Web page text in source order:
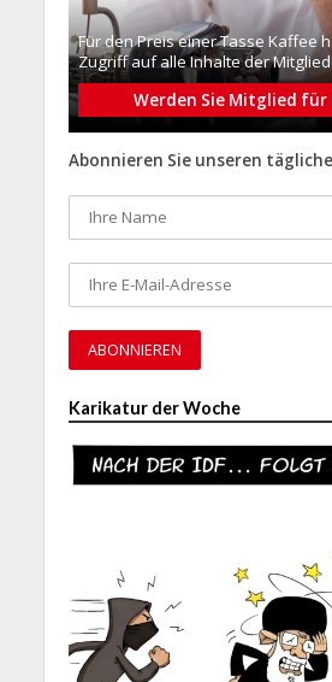
Für den Preis einer Tasse Kaffee
Zugriff auf alle Inhalte der
Werden Sie Mitglied für
Abonnieren Sie unseren
Karikatur der Woche